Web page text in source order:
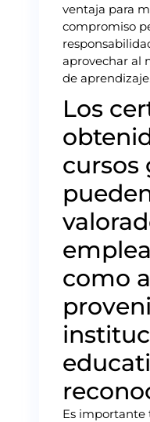
ventaja para
compromiso
aprovechar al
de aprendizaje.
Los
cursos
como
Es importante